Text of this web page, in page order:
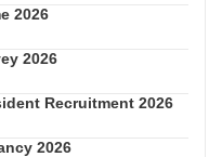
2026
2026
Recruitment 2026
2026